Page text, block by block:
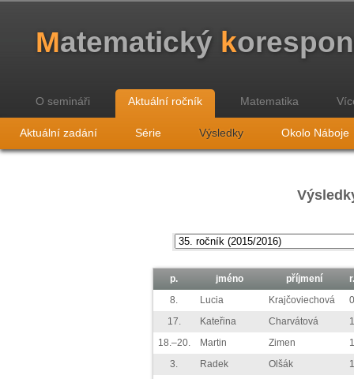
Matematický k
O semináři Aktuální ročník Matematika
Aktuální zadání Série Výsledky Okolo Náboje
p. jméno příjmení
r.
8.
Lucia Krajčoviechová
0
17.
Kateřina Charvátová
1
18.–20.
Martin Zimen
1
3.
Radek Olšák
1